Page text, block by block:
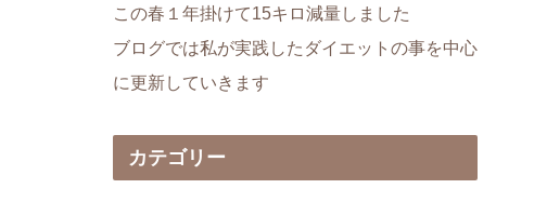
この春１年掛けて15キロ減量しました
ブログでは私が実践したダイエットの事を中心
に更新していきます
カテゴリー